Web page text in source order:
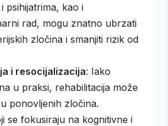
psihijatrima, kao i
rad, mogu znatno ubrzati
zločina i smanjiti rizik od
i resocijalizacija: Iako
u praksi, rehabilitacija može
ponovljenih zločina.
se fokusiraju na kognitivne i